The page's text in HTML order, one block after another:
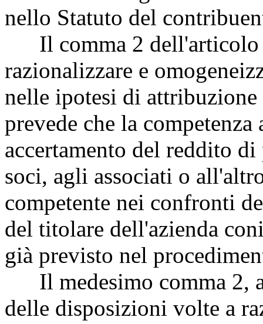
nello Statuto del
Il comma 2 dell'articolo
razionalizzare e
nelle ipotesi di
prevede che la
accertamento del reddito
soci, agli associati o
competente nei confronti
del titolare dell'azienda
già previsto nel
Il medesimo comma 2,
delle disposizioni volte a